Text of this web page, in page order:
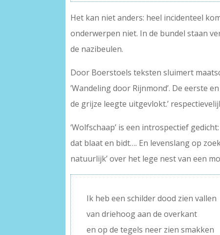
Het kan niet anders: heel incidenteel
onderwerpen niet. In de bundel staan
de nazibeulen.
Door Boerstoels teksten sluimert
’Wandeling door Rijnmond’. De eerste
de grijze leegte uitgevlokt.’
‘Wolfschaap’ is een introspectief
dat blaat en bidt…. En levenslang op
natuurlijk’ over het lege nest van een
Ik heb een schilder dood zien vallen
van driehoog aan de overkant
en op de tegels neer zien smakken